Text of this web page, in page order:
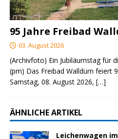
95 Jahre Freibad
03. August 2026
(Archivfoto) Ein Jubiläumstag für
(pm) Das Freibad Walldürn feiert
Samstag, 08. August 2026, […]
ÄHNLICHE ARTIKEL
Leichenwagen